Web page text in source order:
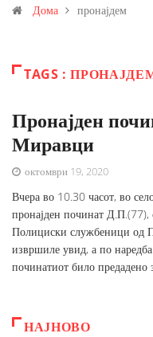
Иловица и со антимонот?
Дома пронајдем
TAGS :
Пронајден
Миравци
октомври 19, 2020
Вчера во 10.30 часот, во
пронајден починат
Полициски службеници од
извршиле увид, а по
починатиот било предадено
НАЈНОВО